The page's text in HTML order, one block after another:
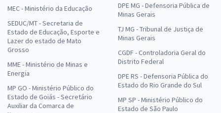
MEC - Ministério da Educação
SEDUC/MT - Secretaria de
Estado de Educação, Esporte e
Lazer do estado de Mato
Grosso
MME - Ministério de Minas e
Energia
MP GO - Ministério Público do
Estado de Goiás - Secretário
Auxiliar da Comarca de
DPE MG - Defensoria Pública de
Minas Gerais
TJ MG - Tribunal de Justiça de
Minas Gerais
CGDF - Controladoria Geral do
Distrito Federal
DPE RS - Defensoria Pública do
Estado do Rio Grande do Sul
MP SP - Ministério Público do
Estado de São Paulo